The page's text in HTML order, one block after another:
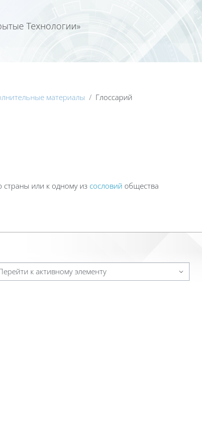
Технологии»
материалы Глоссарий
страны или к одному из сословий общества
к активному элементу